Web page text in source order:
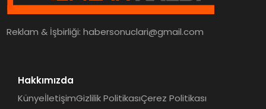
Reklam & İşbirliği:habersonuclari@gmail.com
Hakkımızda
KünyeİletişimGizlilik PolitikasıÇerez Politikası